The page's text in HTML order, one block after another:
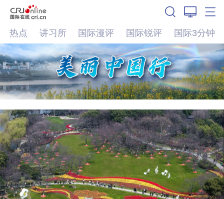
热点 讲习所 国际漫评 国际锐评 国际3分钟